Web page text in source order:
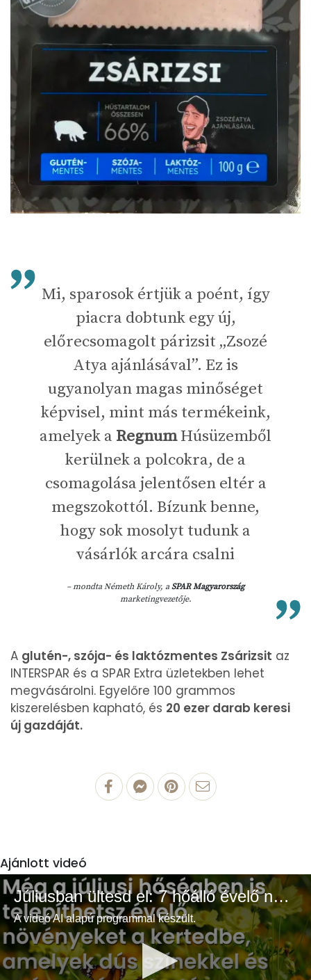
Mi, sparosok értjük a poént, így
piacra dobtunk egy új,
előrecsomagolt párizsit „Zsozé
Atya ajánlásával”. Ez is
ugyanolyan magas minőséget
képvisel, mint más termékeink,
amelyek a RegnumHúsüzemből
kerülnek a polcokra, de a
csomagolása jelentősen eltér a
megszokottól. Bízunk benne,
hogy sok mosolyt tudunk a
vásárlók arcára csalni
– mondta Németh Károly, a SPAR Magyarország
marketingvezetője.
A glutén-, szója- és laktózmentes Zsárizsit az
INTERSPAR és a SPAR Extra üzletekben lehet
megvásárolni. Egyelőre 100 grammos
kiszerelésben kapható, és 20 ezer darab keresi
új gazdáját.
Ajánlott videó
Júliusban ültesd el: 7 hőálló évelő növény a színes és buja kertért
A videó AI alapú programmal készült.